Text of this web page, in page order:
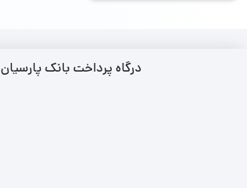
درگاه پرداخت بانک پارسیان